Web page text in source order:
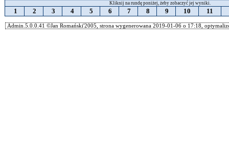
Kliknij na rundę poniżej, żeby zobaczyć jej wyniki.
1 2 3 4 5 6 7 8 9 10 11
Admin.5.0.0.41 ©Jan Romański'2005, strona wygenerowana 2019-01-06 o 17:18,